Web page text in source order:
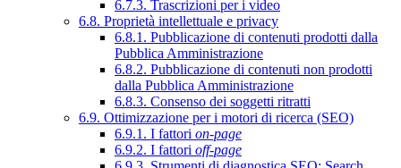
6.7.3. Trascrizioni per i video
6.8. Proprietà intellettuale e privacy
6.8.1. Pubblicazione di contenuti prodotti dalla
Pubblica Amministrazione
6.8.2. Pubblicazione di contenuti non prodotti
dalla Pubblica Amministrazione
6.8.3. Consenso dei soggetti ritratti
6.9. Ottimizzazione per i motori di ricerca (SEO)
6.9.1. I fattori on-page
6.9.2. I fattori off-page